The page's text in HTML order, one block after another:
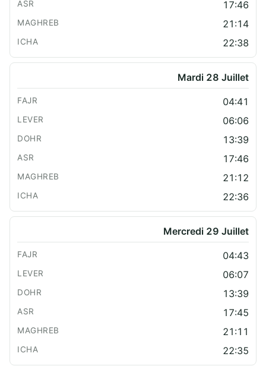
17:46
21:14
22:38
Mardi 28 Juillet
04:41
06:06
13:39
17:46
21:12
22:36
Mercredi 29 Juillet
04:43
06:07
13:39
17:45
21:11
22:35